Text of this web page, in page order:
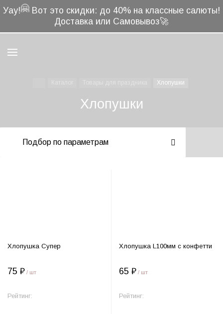
Уау!🤗 Вот это скидки: до 40% на классные салюты!
Доставка или Самовывоз🚀
Хлопушки
Хлопушки
Подбор по параметрам
Хлопушка Супер
75 ₽ / шт
Рейтинг:
Хлопушка L100мм с конфетти
65 ₽ / шт
Рейтинг: